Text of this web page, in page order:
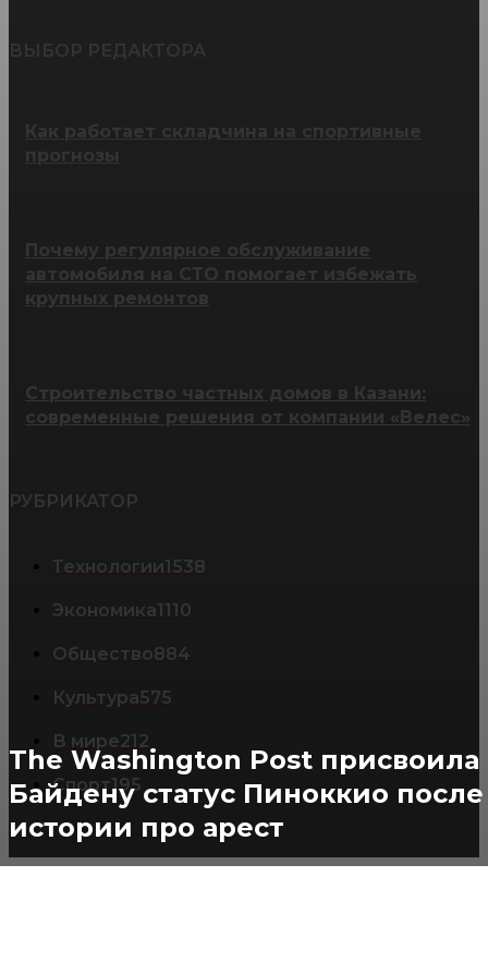
The Washington Post присвоила
Байдену статус Пиноккио после
истории про арест
Почему регулярное обслуживание
автомобиля на СТО помогает избежать
крупных ремонтов
Строительство частных домов в Казани:
современные решения от компании «Велес»
РУБРИКАТОР
Технологии1538
Экономика1110
Общество884
Культура575
В мире212
Спорт195